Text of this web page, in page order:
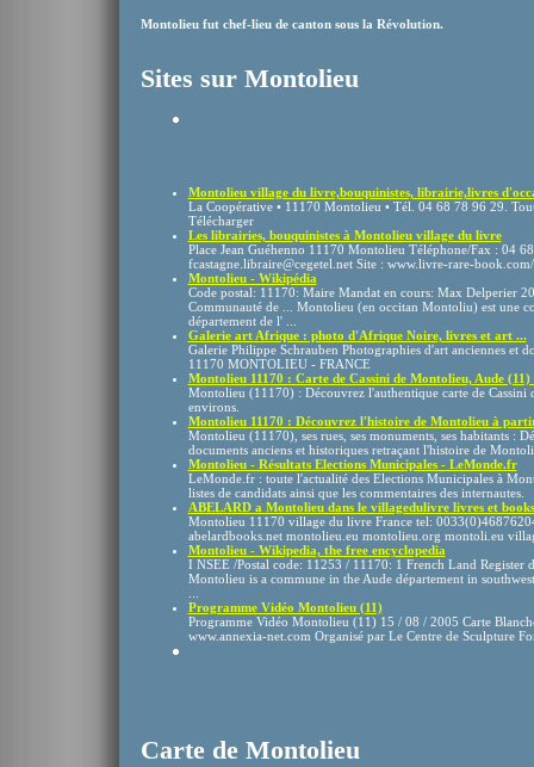
Montolieu fut chef-lieu de canton sous la Révolution.
Sites sur Montolieu
Montolieu village du livre,bouquinistes, librairie,livres
La Coopérative • 11170 Montolieu • Tél. 04 68 78 96 29.
Télécharger
Les librairies, bouquinistes à Montolieu village du livre
Place Jean Guéhenno 11170 Montolieu Téléphone/Fax : 04
fcastagne.libraire@cegetel.net Site : www.livre-rare-book.com/
Montolieu - Wikipédia
Code postal: 11170: Maire Mandat en cours: Max Delperier
Communauté de ... Montolieu (en occitan Montoliu) est une
département de l' ...
Galerie art Afrique : photo d'Afrique Noire, livres et art ...
Galerie Philippe Schrauben Photographies d'art anciennes et
11170 MONTOLIEU - FRANCE
Montolieu 11170 : Carte de Cassini de Montolieu, Aude (11)
Montolieu (11170) : Découvrez l'authentique carte de Cassini
environs.
Montolieu 11170 : Découvrez l'histoire de Montolieu à
Montolieu (11170), ses rues, ses monuments, ses habitants :
documents anciens et historiques retraçant l'histoire de
Montolieu - Résultats Elections Municipales - LeMonde.fr
LeMonde.fr : toute l'actualité des Elections Municipales à
listes de candidats ainsi que les commentaires des internautes.
ABELARD a Montolieu dans le villagedulivre livres et
Montolieu 11170 village du livre France tel:
abelardbooks.net montolieu.eu montolieu.org montoli.eu
Montolieu - Wikipedia, the free encyclopedia
I NSEE /Postal code: 11253 / 11170: 1 French Land Register
Montolieu is a commune in the Aude département in
...
Programme Vidéo Montolieu (11)
Programme Vidéo Montolieu (11) 15 / 08 / 2005 Carte
www.annexia-net.com Organisé par Le Centre de Sculpture
Carte de Montolieu